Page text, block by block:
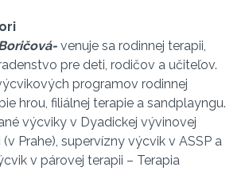
venuje sa rodinnej terapii,
pre deti, rodičov a učiteľov.
programov rodinnej
hrou, filiálnej terapie a sandplayngu.
výcviky v Dyadickej vývinovej
Prahe), supervízny výcvik v ASSP a
v párovej terapii – Terapia